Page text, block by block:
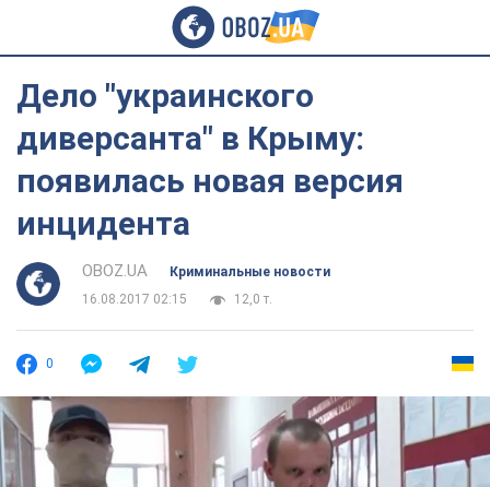
Дело "украинского
диверсанта" в Крыму:
появилась новая версия
инцидента
OBOZ.UA
Криминальные новости
16.08.2017 02:15
12,0 т.
0